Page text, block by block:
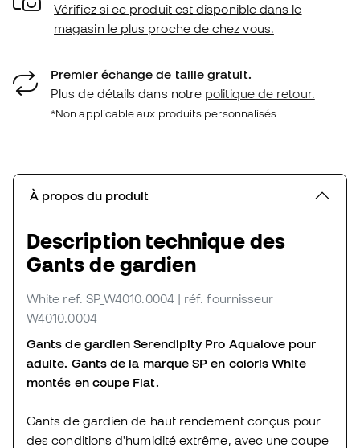
Vérifiez si ce produit est disponible dans le
magasin le plus proche de chez vous.
Premier échange de taille gratuit.
Plus de détails dans notre politique de retour.
*Non applicable aux produits personnalisés.
À propos du produit
Description technique des
Gants de gardien
White ref. SP_W4010.0004 | réf. fournisseur
W4010.0004
Gants de gardien Serendipity Pro Aqualove pour
adulte. Gants de la marque SP en coloris White
montés en coupe Flat.
Gants de gardien de haut rendement conçus pour
des conditions d'humidité extrême, avec une coupe